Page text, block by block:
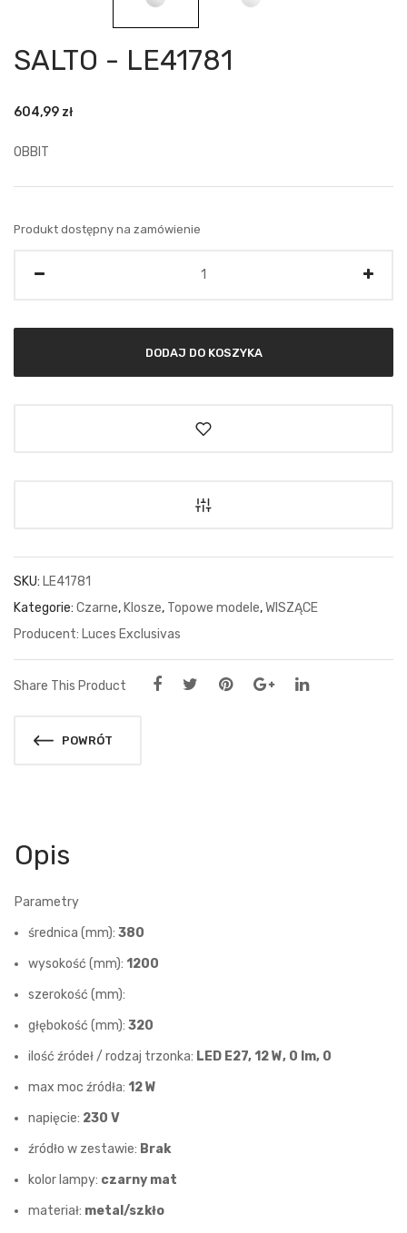
SALTO - LE41781
604,99 zł
OBBIT
Produkt dostępny na zamówienie
DODAJ DO KOSZYKA
SKU: LE41781
Kategorie: Czarne, Klosze, Topowe modele,WISZĄCE
Luces Exclusivas
Share This Product
POWRÓT
Opis
Parametry
średnica (mm): 380
wysokość (mm): 1200
szerokość (mm):
głębokość (mm): 320
ilość źródeł / rodzaj trzonka: LED E27, 12 W, 0 lm, 0
max moc źródła: 12 W
napięcie: 230 V
źródło w zestawie: Brak
kolor lampy: czarny mat
materiał: metal/szkło